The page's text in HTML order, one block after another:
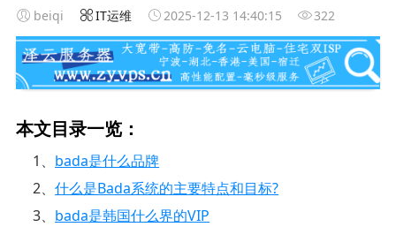
beiqi IT运维 2025-12-13 14:40:15 322
本文目录一览：
1、 bada是什么品牌
2、什么是Bada系统的主要特点和目标?
3、 bada是韩国什么界的VIP